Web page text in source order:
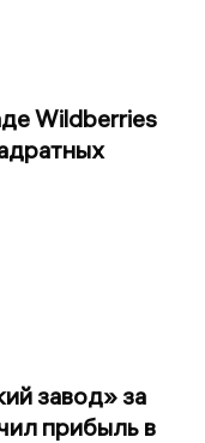
Wildberries
завод» за
прибыль в